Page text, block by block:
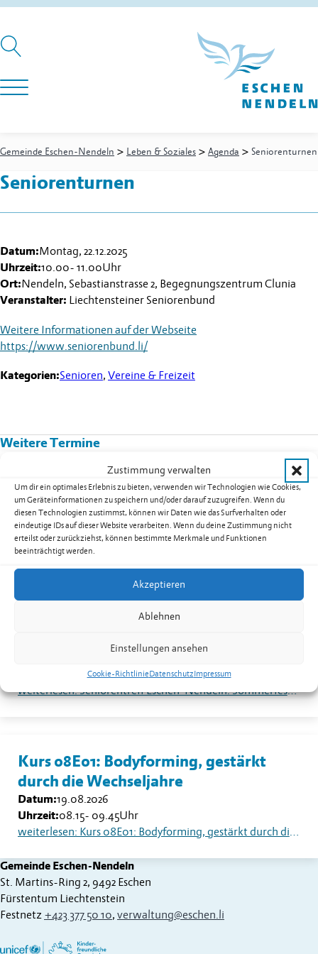
Zustimmung verwalten
Um dir ein optimales Erlebnis zu bieten, verwenden wir Technologien wie Cookies,
um Geräteinformationen zu speichern und/oder darauf zuzugreifen. Wenn du
diesen Technologien zustimmst, können wir Daten wie das Surfverhalten oder
eindeutige IDs auf dieser Website verarbeiten. Wenn du deine Zustimmung nicht
erteilst oder zurückziehst, können bestimmte Merkmale und Funktionen
beeinträchtigt werden.
Akzeptieren
Ablehnen
Einstellungen ansehen
Cookie-RichtlinieDatenschutzImpressum
Gemeinde Eschen-Nendeln > Leben & Soziales > Agenda > Seniorenturnen
Seniorenturnen
Datum:Montag, 22.12.2025
Uhrzeit:10.00- 11.00Uhr
Ort:Nendeln, Sebastianstrasse 2, Begegnungszentrum Clunia
Veranstalter: Liechtensteiner Seniorenbund
Weitere Informationen auf der Webseite
https://www.seniorenbund.li/
Kategorien:Senioren, Vereine & Freizeit
Weitere Termine
Kurs 08B02: Yoga für Männer in
Nendeln
Datum:17.08.2026
Uhrzeit:
19.30 - 20.30
Uhr
weiterlesen: Kurs 08B02: Yoga für Männer in Nendeln
Seniorentreff Eschen-Nendeln:
Sommerfest auf dem Dorfplatz
Uhr
weiterlesen: Seniorentreff Eschen-Nendeln: Sommerfest auf dem Dorfplatz
Kurs 08E01: Bodyforming, gestärkt
durch die Wechseljahre
Datum:19.08.2026
Uhrzeit:08.15- 09.45Uhr
weiterlesen: Kurs 08E01: Bodyforming, gestärkt durch die Wechseljahre
Gemeinde Eschen-Nendeln
St. Martins-Ring 2, 9492 Eschen
Fürstentum Liechtenstein
Festnetz +423 377 50 10, verwaltung@eschen.li